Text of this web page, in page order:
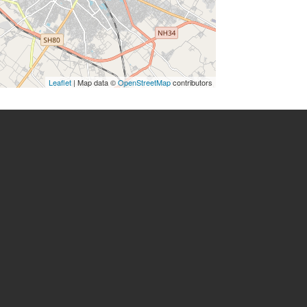
Leaflet | Map data ©OpenStreetMapcontributors